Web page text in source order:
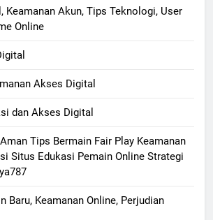
Keamanan Akun, Tips Teknologi, User
Online
Akses Digital
dan Akses Digital
Tips Bermain Fair Play Keamanan
Situs Edukasi Pemain Online Strategi
Baru, Keamanan Online, Perjudian